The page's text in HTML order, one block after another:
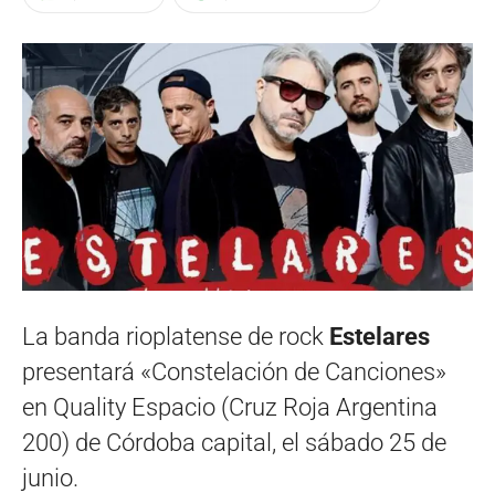
La banda rioplatense de rock Estelares
presentará «Constelación de Canciones»
en Quality Espacio (Cruz Roja Argentina
200) de Córdoba capital, el sábado 25 de
junio.